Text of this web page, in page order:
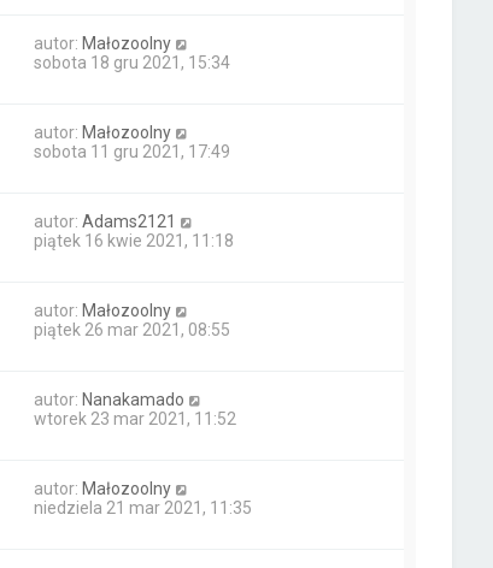
autor: Małozoolny
sobota 18 gru 2021, 15:34
autor: Małozoolny
sobota 11 gru 2021, 17:49
autor:Adams2121
piątek 16 kwie 2021, 11:18
autor: Małozoolny
piątek 26 mar 2021, 08:55
autor: Nanakamado
wtorek 23 mar 2021, 11:52
autor: Małozoolny
niedziela 21 mar 2021, 11:35